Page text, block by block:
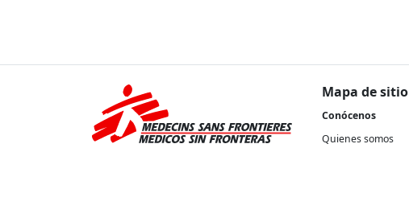
Mapa de sitio
Conócenos
Quienes somos